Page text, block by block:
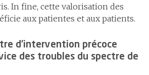
In fine, cette valorisation des
aux patientes et aux patients.
d’intervention précoce
des troubles du spectre de